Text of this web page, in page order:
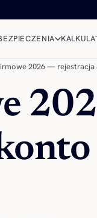
2026 — rejestracja